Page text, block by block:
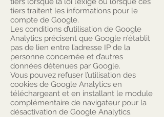
tiers traitent les informations pour le
compte de Google.
Les conditions d’utilisation de Google
Analytics précisent que Google n’établit
pas de lien entre l’adresse IP de la
personne concernée et d’autres
données détenues par Google.
Vous pouvez refuser l’utilisation des
cookies de Google Analytics en
téléchargeant et en installant le module
complémentaire de navigateur pour la
désactivation de Google Analytics.